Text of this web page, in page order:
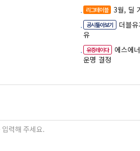
리그테이블 3월, 딜
공시톺아보기
더블
유
유증레이다
에스에
운명 결정